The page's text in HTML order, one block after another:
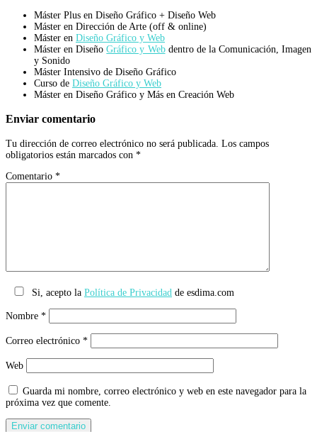
Máster Plus en Diseño Gráfico + Diseño Web
Máster en Dirección de Arte (off & online)
Máster en Diseño Gráfico y Web
Máster en DiseñoGráfico y Webdentro de la Comunicación, Imagen
y Sonido
Máster Intensivo de Diseño Gráfico
Curso de Diseño Gráfico y Web
Máster en Diseño Gráfico y Más en Creación Web
Enviar comentario
Tu dirección de correo electrónico no será publicada. Los campos
obligatorios están marcados con *
Comentario *
Si, acepto la Política de Privacidad de esdima.com
Nombre *
Correo electrónico *
Web
Guarda mi nombre, correo electrónico y web en este navegador para la
próxima vez que comente.